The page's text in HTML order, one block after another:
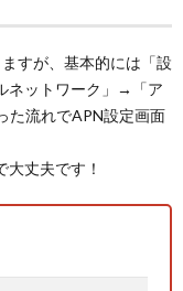
すが、基本的には「設
ネットワーク」→「ア
た流れでAPN設定画面
丈夫です！